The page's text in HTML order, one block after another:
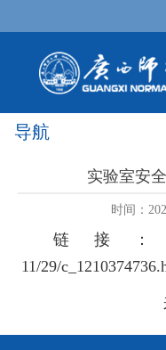
导航
实验室安
时间：
链接
11/29/